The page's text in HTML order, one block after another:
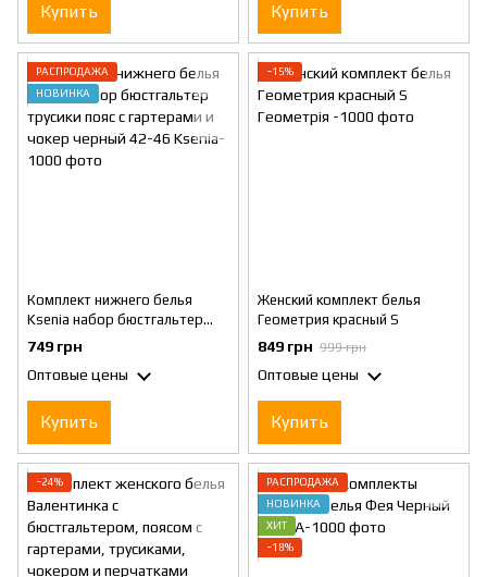
Купить Купить
РАСПРОДАЖА
НОВИНКА
Комплект нижнего белья
Ksenia набор бюстгальтер
трусики пояс с гартерами и
чокер черный 42-46
749 грн
Оптовые цены
Купить
−15%
Женский комплект белья
Геометрия красный S
849 грн 999 грн
Оптовые цены
Купить
−24%
РАСПРОДАЖА
НОВИНКА
ХИТ
−18%